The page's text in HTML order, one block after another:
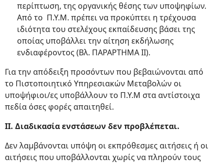
περίπτωση, της οργανικής θέσης των υποψηφίων.
Από το Π.Υ.Μ. πρέπει να προκύπτει η τρέχουσα
ιδιότητα του στελέχους εκπαίδευσης βάσει της
οποίας υποβάλλει την αίτηση εκδήλωσης
ενδιαφέροντος (Βλ. ΠΑΡΑΡΤΗΜΑ II).
Για την απόδειξη προσόντων που βεβαιώνονται από
το Πιστοποιητικό Υπηρεσιακών Μεταβολών οι
υποψήφιοι/ες υποβάλλουν το Π.Υ.Μ στα αντίστοιχα
πεδία όσες φορές απαιτηθεί.
ΙΙ. Διαδικασία ενστάσεων δεν προβλέπεται.
Δεν λαμβάνονται υπόψη οι εκπρόθεσμες αιτήσεις ή οι
αιτήσεις που υποβάλλονται χωρίς να πληρούν τους